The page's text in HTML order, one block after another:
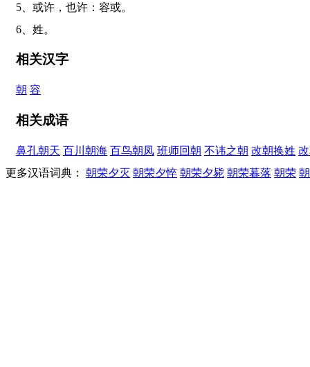
5、或许，也许：容或。
6、姓。
相关汉字
朝 容
相关成语
鼻孔朝天 百川朝海 百鸟朝凤 班师回朝 不讳之朝 改朝换姓
更多汉语词典： 朝荣夕灭 朝荣夕悴 朝荣夕毙 朝荣暮落 朝荣